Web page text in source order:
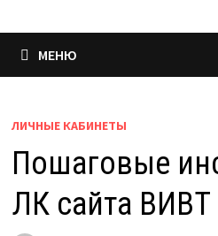
МЕНЮ
ЛИЧНЫЕ КАБИНЕТЫ
Пошаговые
ЛК сайта ВИВТ